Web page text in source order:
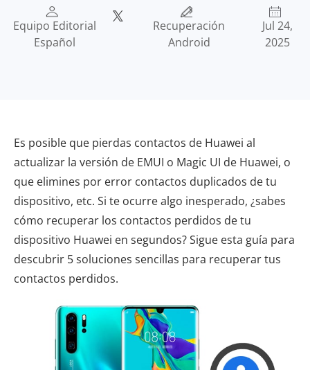
Equipo Editorial
Español
Recuperación
Android
Jul 24,
2025
Es posible que pierdas contactos de Huawei al
actualizar la versión de EMUI o Magic UI de Huawei, o
que elimines por error contactos duplicados de tu
dispositivo, etc. Si te ocurre algo inesperado, ¿sabes
cómo recuperar los contactos perdidos de tu
dispositivo Huawei en segundos? Sigue esta guía para
descubrir 5 soluciones sencillas para recuperar tus
contactos perdidos.